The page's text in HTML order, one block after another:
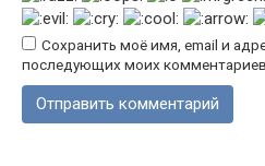
Сохранить моё имя, email и
последующих моих комментариев.